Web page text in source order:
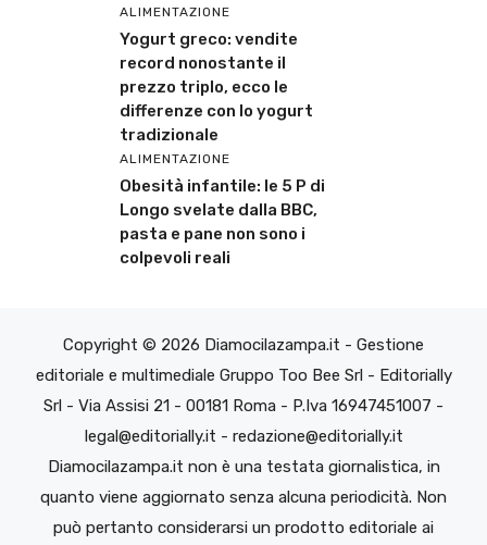
ALIMENTAZIONE
Yogurt greco: vendite
record nonostante il
prezzo triplo, ecco le
differenze con lo yogurt
tradizionale
ALIMENTAZIONE
Obesità infantile: le 5 P di
Longo svelate dalla BBC,
pasta e pane non sono i
colpevoli reali
Copyright © 2026 Diamocilazampa.it - Gestione
editoriale e multimediale Gruppo Too Bee Srl - Editorially
Srl - Via Assisi 21 - 00181 Roma - P.Iva 16947451007 -
legal@editorially.it - redazione@editorially.it
Diamocilazampa.it non è una testata giornalistica, in
quanto viene aggiornato senza alcuna periodicità. Non
può pertanto considerarsi un prodotto editoriale ai